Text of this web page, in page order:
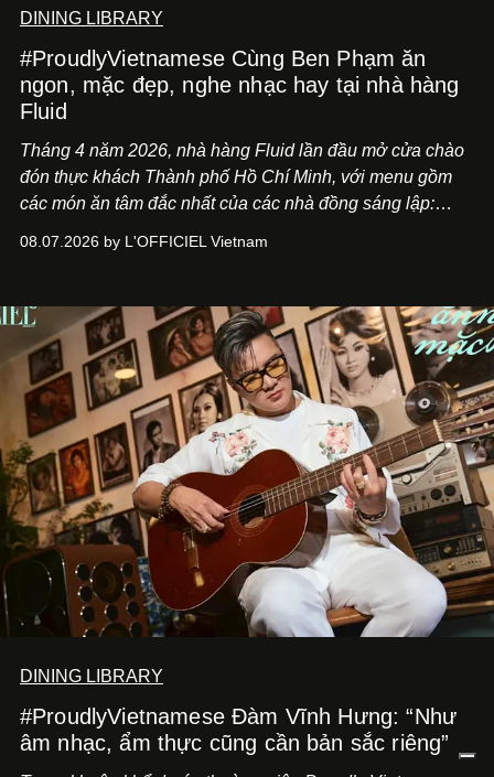
DINING LIBRARY
#ProudlyVietnamese Cùng Ben Phạm ăn
ngon, mặc đẹp, nghe nhạc hay tại nhà hàng
Fluid
Tháng 4 năm 2026, nhà hàng Fluid lần đầu mở cửa chào
đón thực khách Thành phố Hồ Chí Minh, với menu gồm
các món ăn tâm đắc nhất của các nhà đồng sáng lập:
món ăn đa dạng từ Á đến Âu nhanh chóng được yêu thích
mang đến niềm vui cho thực khách.
08.07.2026 by L'OFFICIEL Vietnam
DINING LIBRARY
#ProudlyVietnamese Đàm Vĩnh Hưng: “Như
âm nhạc, ẩm thực cũng cần bản sắc riêng”